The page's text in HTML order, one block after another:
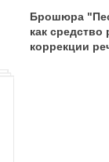
Брошюра
как средство
коррекции